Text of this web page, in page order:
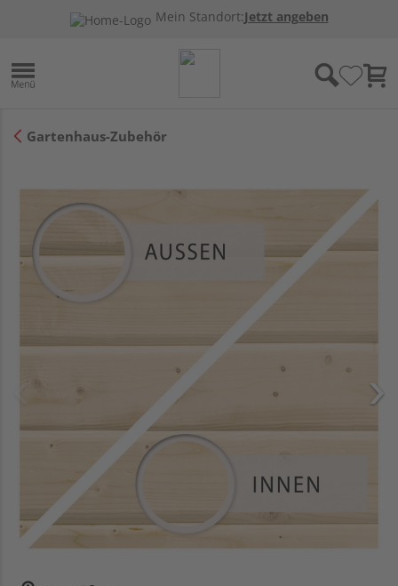
Mein Standort:Jetzt angeben
Gartenhaus-Zubehör